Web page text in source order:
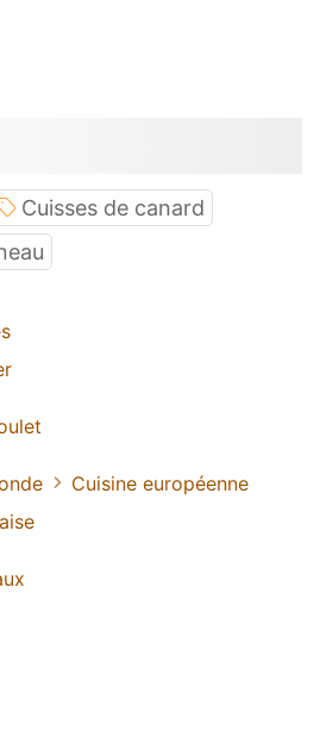
Cuisses de canard
Cuisine européenne